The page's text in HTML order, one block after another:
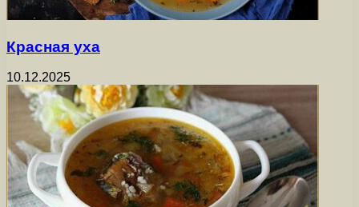
Красная уха
10.12.2025